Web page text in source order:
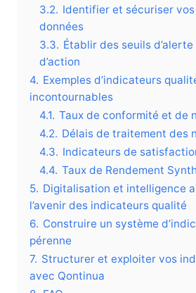
3.2. Identifier et sécuriser
données
3.3. Établir des seuils
d’action
4. Exemples d’indicateurs
incontournables
4.1. Taux de conformité et de
4.2. Délais de traitement des
4.3. Indicateurs de
4.4. Taux de Rendement
5. Digitalisation et intelligence
l’avenir des indicateurs qualité
6. Construire un système
pérenne
7. Structurer et exploiter vos
avec Qontinua